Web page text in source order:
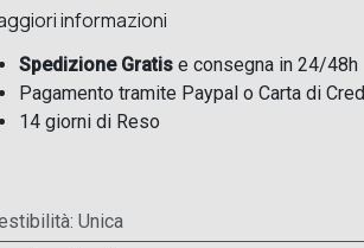
informazioni
Spedizione Gratise consegna in 24/48h
Pagamento tramite Paypal o Carta di
14 giorni di Reso
:Unica